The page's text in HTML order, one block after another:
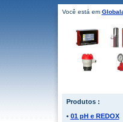
Você está em
Produtos :
• 01 pH e REDOX